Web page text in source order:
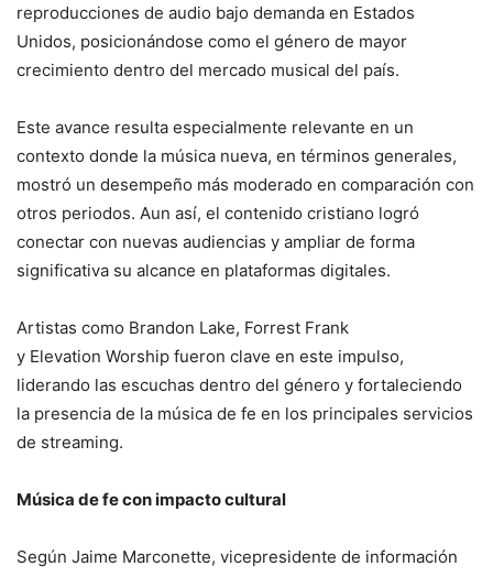
reproducciones de audio bajo demanda en Estados
Unidos, posicionándose como el género de mayor
crecimiento dentro del mercado musical del país.
Este avance resulta especialmente relevante en un
contexto donde la música nueva, en términos generales,
mostró un desempeño más moderado en comparación con
otros periodos. Aun así, el contenido cristiano logró
conectar con nuevas audiencias y ampliar de forma
significativa su alcance en plataformas digitales.
Artistas como Brandon Lake, Forrest Frank
y Elevation Worship fueron clave en este impulso,
liderando las escuchas dentro del género y fortaleciendo
la presencia de la música de fe en los principales servicios
de streaming.
Música de fe con impacto cultural
Según Jaime Marconette, vicepresidente de información